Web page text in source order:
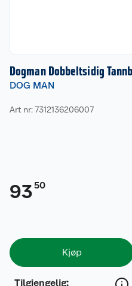
Dogman Dobbeltsidig
DOG MAN
Art nr: 7312136206007
9350
Kjøp
Tilgjengelig: